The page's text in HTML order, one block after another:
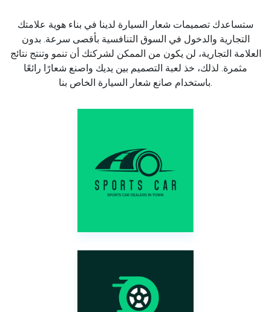
ستساعدك تصميمات شعار السيارة لدينا في بناء هوية علامتك
التجارية والدخول في السوق التنافسية بأقصى سرعة. بدون
العلامة التجارية، لن يكون من الممكن لشركتك أن تنمو وتنتج نتائج
مثمرة. لذلك، خذ لعبة التصميم بين يديك واصنع شعارًا رائعًا
باستخدام صانع شعار السيارة الخاص بنا.